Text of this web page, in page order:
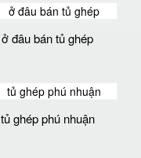
ở đâu bán tủ ghép
tủ ghép phú nhuận